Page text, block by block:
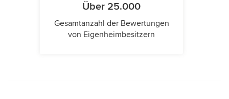
Über 25.000
Gesamtanzahl der Bewertungen
von Eigenheimbesitzern